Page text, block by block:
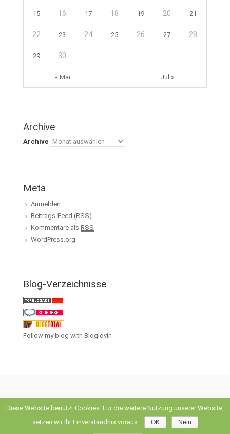
« Mai Jul »
15 16 17 18 19 20 21
22 23 24 25 26 27 28
29 30
Archive
Archive
Meta
Anmelden
Beitrags-Feed (RSS)
Kommentare als RSS
WordPress.org
Blog-Verzeichnisse
Follow my blog with Bloglovin
theme by Theme4Press • Powered byWordPress
Diese Website benutzt Cookies. Für die weitere Nutzung unserer Website,
setzen wir Ihr Einverständnis voraus.
OK Nein